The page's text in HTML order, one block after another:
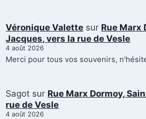
Véronique Valette sur Rue Marx
Jacques, vers la rue de Vesle
4 août 2026
Merci pour tous vos souvenirs,
Sagot sur Rue Marx Dormoy,
rue de Vesle
4 août 2026